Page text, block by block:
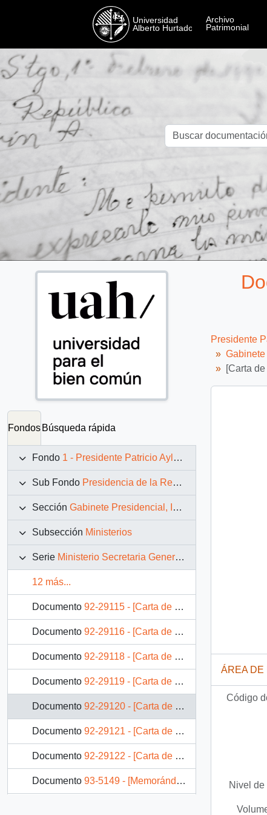
Fondos Búsqueda rápida
Fondo 1 - Presidente Patricio Aylwin Azócar (1990-1994)
Sub Fondo Presidencia de la República (11 marzo 1990 – 11 marzo 1994)
Sección Gabinete Presidencial, Instituciones y Servicios
Subsección Ministerios
Serie Ministerio Secretaria General de la Presidencia
12 más...
Documento 92-29115 - [Carta de Subsecretario General de la Presidencia a situación de exonerados políticos de Chile Tabacos S.A.]
Documento 92-29116 - [Carta de Subsecretario General de la Presidencia por situación de exonerados políticos en medios de prensa]
Documento 92-29118 - [Carta de Subsecretario General de la Presidencia a situación de exonerado político]
Documento 92-29119 - [Carta de Subsecretario General de la Presidencia a situación de trabajadores municipales exonerados políticos de Correos de Chile]
Documento 92-29120 - [Carta de Subsecretario General de la Presidencia a situación de exonerado político]
Documento 92-29121 - [Carta de Subsecretario General de la Presidencia a situación de exonerado político]
Documento 92-29122 - [Carta de Subsecretario General de la Presidencia a situación de exonerado político]
Documento 93-5149 - [Memorándum 52/93]
Presidente
[Carta
ÁREA DE
Código
Nivel